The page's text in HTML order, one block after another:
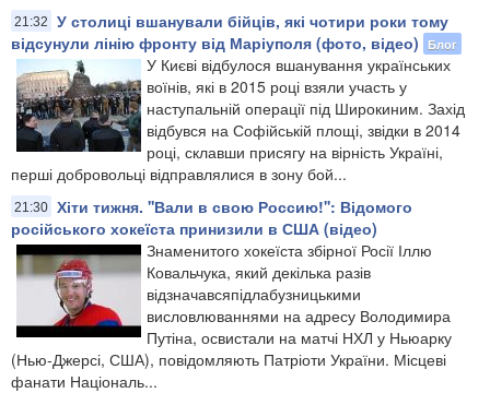
21:32
У столиці вшанували бійців, які чотири роки тому
відсунули лінію фронту від Маріуполя (фото, відео)
Блог
У Києві відбулося вшанування українських
воїнів, які в 2015 році взяли участь у
наступальній операції під Широкиним. Захід
відбувся на Софійській площі, звідки в 2014
році, склавши присягу на вірність Україні,
перші добровольці відправлялися в зону бой...
21:30 Хіти тижня. ''Вали в свою Россию!'': Відомого
російського хокеїста принизили в США (відео)
Знаменитого хокеїста збірної Росії Іллю
Ковальчука, який декілька разів
відзначавсяпідлабузницькими
висловлюваннями на адресу Володимира
Путіна, освистали на матчі НХЛ у Ньюарку
(Нью-Джерсі, США), повідомляють Патріоти України. Місцеві
фанати Національ...